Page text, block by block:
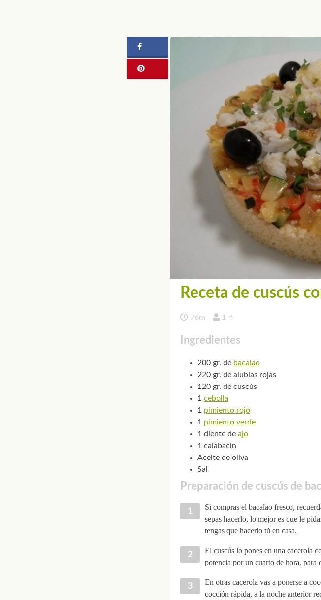
Receta de cuscús
76m 1-4
Ingredientes
200 gr. de bacalao
220 gr. de alubias rojas
120 gr. de cuscús
1 cebolla
1 pimiento rojo
1 pimiento verde
1 diente de ajo
1 calabacín
Aceite de oliva
Sal
Preparación de cuscús de
Si compras el bacalao fresco,
sepas hacerlo, lo mejor es que le
tengas que hacerlo tú en casa.
El cuscús lo pones en una cacerola
potencia por un cuarto de hora, para
En otras cacerola vas a ponerse a
cocción rápida, a la noche anterior